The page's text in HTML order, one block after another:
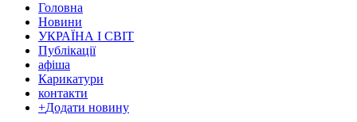
Головна
Новини
УКРАЇНА І СВІТ
Публікації
афіша
Карикатури
контакти
+Додати новину